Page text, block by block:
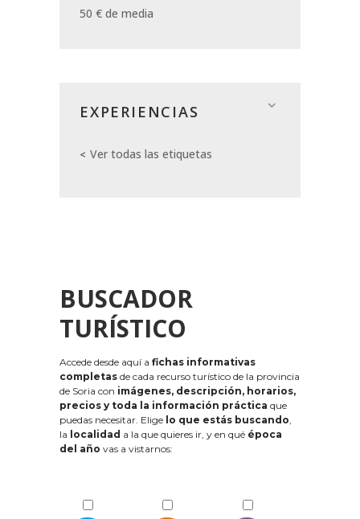
50 € de media
EXPERIENCIAS
Ver todas las etiquetas
BUSCADOR
TURÍSTICO
Accede desde aquí a fichas informativas
completas de cada recurso turístico de la provincia
de Soria con imágenes, descripción, horarios,
precios y toda la información práctica que
puedas necesitar. Elige lo que estás buscando,
la localidad a la que quieres ir, y en qué época
del año vas a vistarnos: